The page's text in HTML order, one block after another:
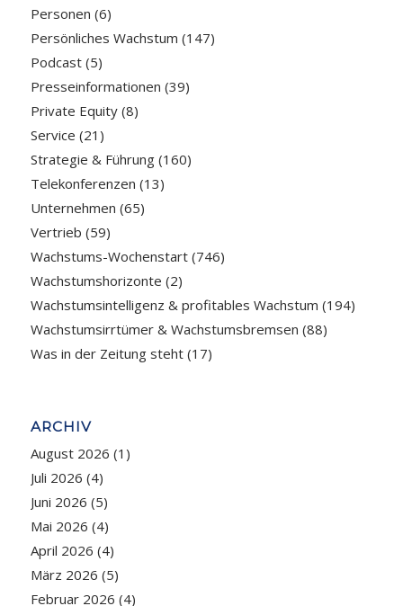
Personen (6)
Persönliches Wachstum (147)
Podcast(5)
Presseinformationen (39)
Private Equity(8)
Service (21)
Strategie & Führung(160)
Telekonferenzen (13)
Unternehmen (65)
Vertrieb (59)
Wachstums-Wochenstart(746)
Wachstumshorizonte (2)
Wachstumsintelligenz & profitables Wachstum (194)
Wachstumsirrtümer & Wachstumsbremsen (88)
Was in der Zeitung steht(17)
ARCHIV
August 2026 (1)
Juli 2026 (4)
Juni 2026 (5)
Mai 2026 (4)
April 2026 (4)
März 2026 (5)
Februar 2026 (4)